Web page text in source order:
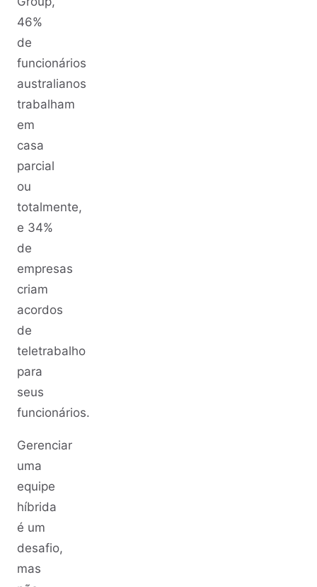
46%
de
funcionários
australianos
trabalham
em
casa
parcial
ou
totalmente,
e 34%
de
empresas
criam
acordos
de
teletrabalho
para
seus
funcionários.
Gerenciar
uma
equipe
híbrida
é um
desafio,
mas